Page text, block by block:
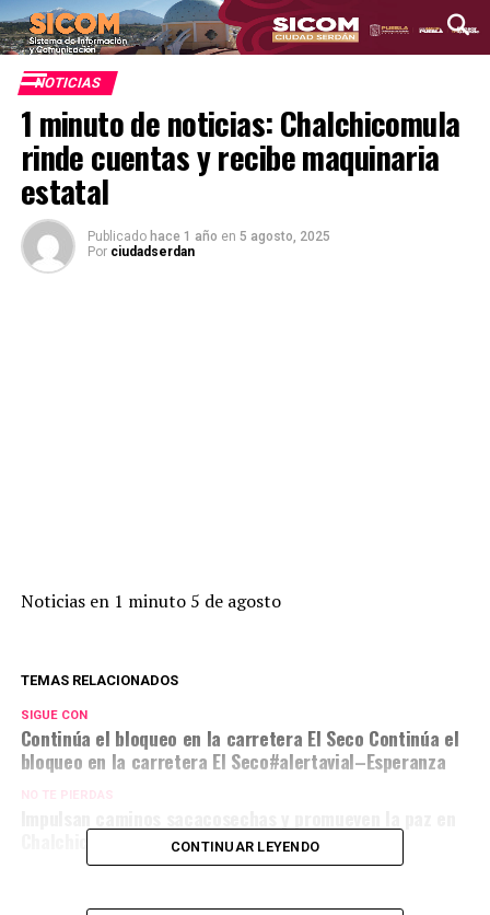
NOTICIAS
1 minuto de noticias: Chalchicomula
rinde cuentas y recibe maquinaria
estatal
Publicado hace 1 año en 5 agosto, 2025
Por ciudadserdan
Noticias en 1 minuto 5 de agosto
TEMAS RELACIONADOS
SIGUE CON
Continúa el bloqueo en la carretera El Seco Continúa el
bloqueo en la carretera El Seco#alertavial–Esperanza
NO TE PIERDAS
Chalchicomula
CONTINUAR LEYENDO